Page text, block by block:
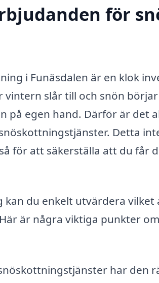
för
i Funäsdalen är en klok
slår till och snön
på egen hand. Därför är det
Detta
för att säkerställa att du får
du enkelt utvärdera vilket
är några viktiga punkter
har den